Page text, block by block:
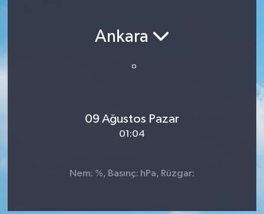
Ankara
°
09 Ağustos Pazar
01:04
Nem: %, Basınç: hPa, Rüzgar: